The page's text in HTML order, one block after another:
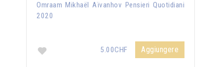
Omraam Mikhaël Aïvanhov Pensieri Quotidiani
2020
5.00CHF Aggiungere